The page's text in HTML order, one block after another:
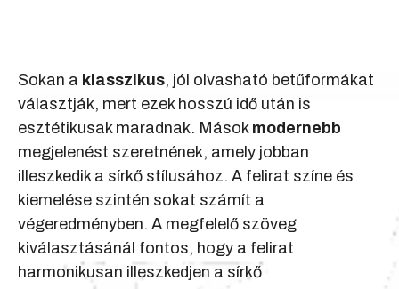
Sokan a klasszikus, jól olvasható betűformákat
választják, mert ezek hosszú idő után is
esztétikusak maradnak. Mások modernebb
megjelenést szeretnének, amely jobban
illeszkedik a sírkő stílusához. A felirat színe és
kiemelése szintén sokat számít a
végeredményben. A megfelelő szöveg
kiválasztásánál fontos, hogy a felirat
harmonikusan illeszkedjen a sírkő